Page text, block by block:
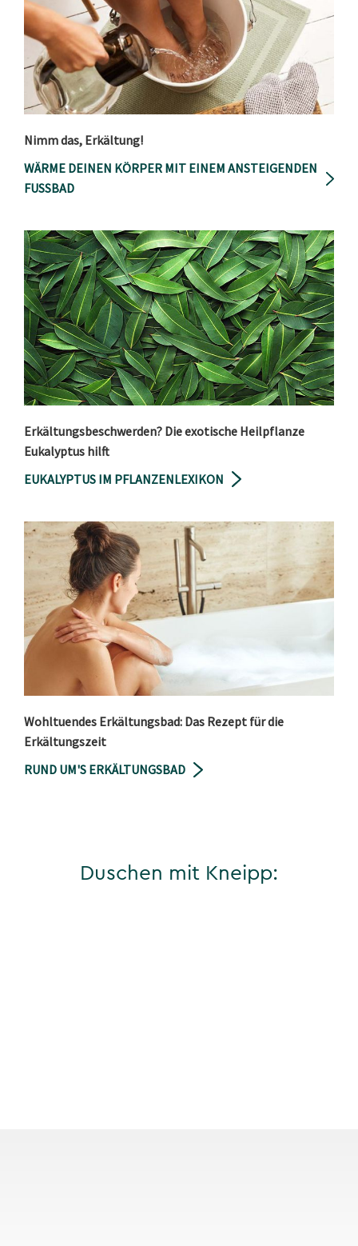
Nimm das, Erkältung!
WÄRME DEINEN KÖRPER MIT EINEM ANSTEIGENDEN
FUSSBAD
Erkältungsbeschwerden? Die exotische Heilpflanze
Eukalyptus hilft
EUKALYPTUS IM PFLANZENLEXIKON
Wohltuendes Erkältungsbad: Das Rezept für die
Erkältungszeit
RUND UM'S ERKÄLTUNGSBAD
Duschen mit Kneipp: